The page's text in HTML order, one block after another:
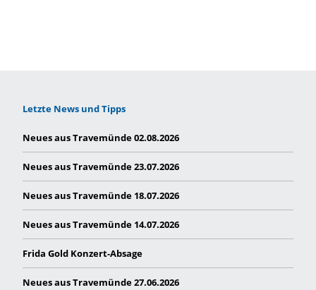
Letzte News und Tipps
Neues aus Travemünde 02.08.2026
Neues aus Travemünde 23.07.2026
Neues aus Travemünde 18.07.2026
Neues aus Travemünde 14.07.2026
Frida Gold Konzert-Absage
Neues aus Travemünde 27.06.2026